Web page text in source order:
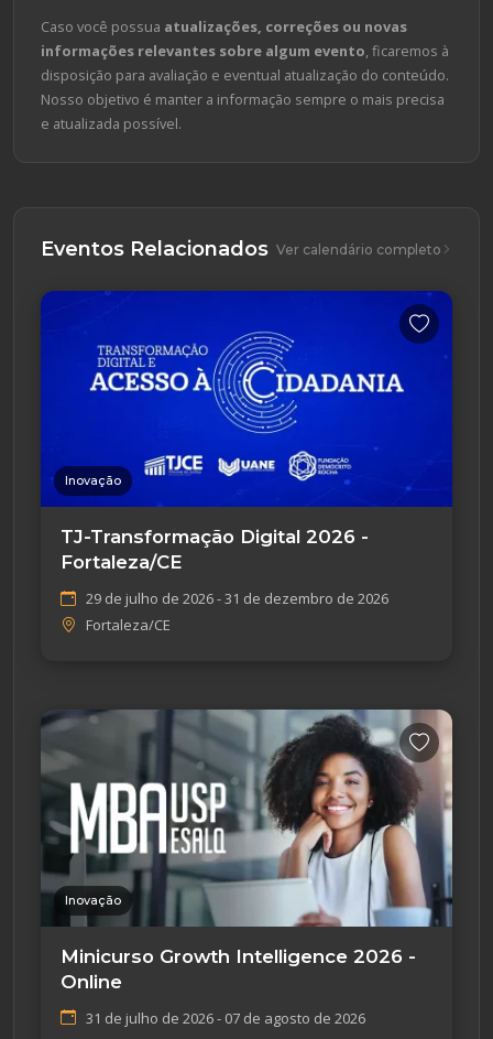
Caso você possua atualizações, correções ou novas
informações relevantes sobre algum evento, ficaremos à
disposição para avaliação e eventual atualização do conteúdo.
Nosso objetivo é manter a informação sempre o mais precisa
e atualizada possível.
Eventos Relacionados Ver calendário completo
Inovação
TJ-Transformação Digital 2026 -
Fortaleza/CE
29 de julho de 2026 - 31 de dezembro de 2026
Fortaleza/CE
Inovação
Minicurso Growth Intelligence 2026 -
Online
31 de julho de 2026 - 07 de agosto de 2026